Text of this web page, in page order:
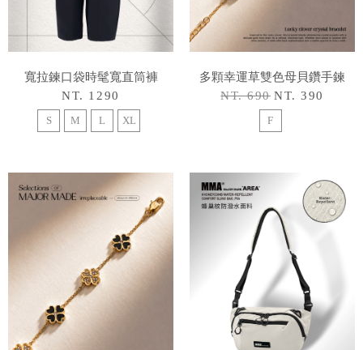
寬拉鍊口袋時髦寬直筒褲
NT. 1290
S M L XL
多顆幸運草雙色母貝鑽手鍊
NT. 690 NT. 390
F